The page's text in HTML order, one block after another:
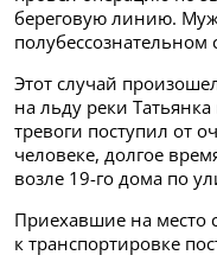
береговую линию.
полубессознательном
Этот случай
на льду реки
тревоги поступил от
человеке, долгое
возле 19-го дома по
Приехавшие на место
к транспортировке